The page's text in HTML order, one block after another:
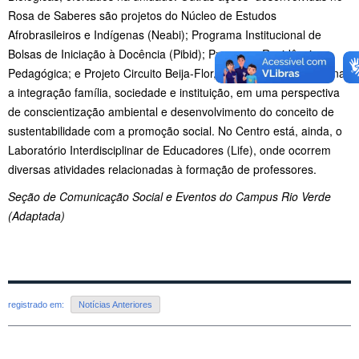
Rosa de Saberes são projetos do Núcleo de Estudos
Afrobrasileiros e Indígenas (Neabi); Programa Institucional de
Bolsas de Iniciação à Docência (Pibid); Programa Residência
Pedagógica; e Projeto Circuito Beija-Flor, que objetiva proporcionar
a integração família, sociedade e instituição, em uma perspectiva
de conscientização ambiental e desenvolvimento do conceito de
sustentabilidade com a promoção social. No Centro está, ainda, o
Laboratório Interdisciplinar de Educadores (Life), onde ocorrem
diversas atividades relacionadas à formação de professores.
Seção de Comunicação Social e Eventos do Campus Rio Verde
(Adaptada)
registrado em: Notícias Anteriores